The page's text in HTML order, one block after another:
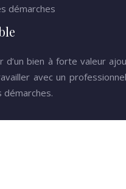
démarches
d’un bien à forte valeur
avec un